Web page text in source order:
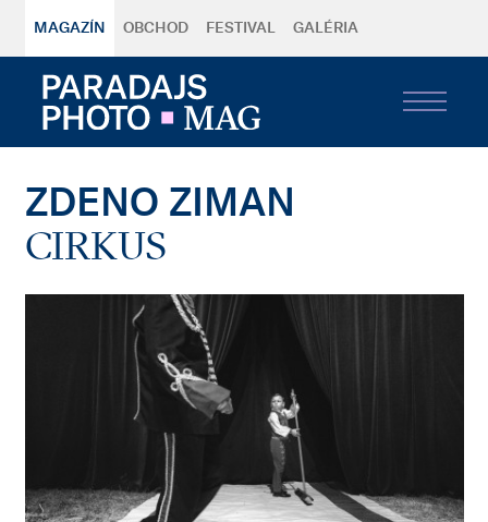
MAGAZÍN OBCHOD FESTIVAL GALÉRIA
ZDENO ZIMAN
CIRKUS